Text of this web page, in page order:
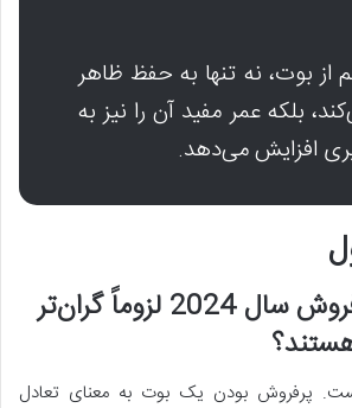
از بوت، نه تنها به حفظ ظاهر
بلکه عمر مفید آن را نیز به
افزایش می‌دهد.
آیا بوت‌های پرفروش سال 2024 لزوماً گران‌تر
پرفروش بودن یک بوت به معنای تعادل